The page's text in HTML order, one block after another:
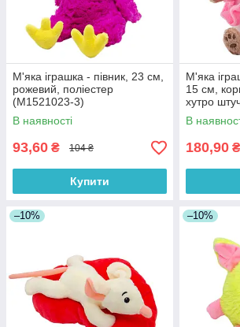
М'яка іграшка - півник, 23 см,
рожевий, поліестер
(M1521023-3)
В наявності
93,60 ₴ 104 ₴
Купити
М'яка
15 см,
хутро
В
180,90 ₴
–10% –10%